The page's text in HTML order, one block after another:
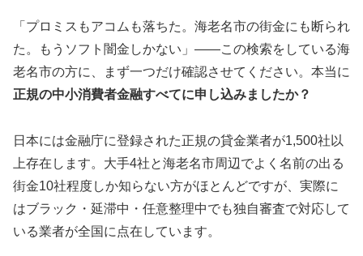
「プロミスもアコムも落ちた。海老名市の街金にも断られ
た。もうソフト闇金しかない」——この検索をしている海
老名市の方に、まず一つだけ確認させてください。本当に
正規の中小消費者金融すべてに申し込みましたか？
日本には金融庁に登録された正規の貸金業者が1,500社以
上存在します。大手4社と海老名市周辺でよく名前の出る
街金10社程度しか知らない方がほとんどですが、実際に
はブラック・延滞中・任意整理中でも独自審査で対応して
いる業者が全国に点在しています。